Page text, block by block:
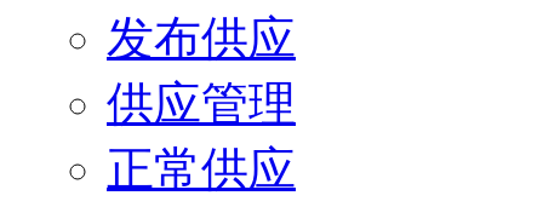
发布供应
供应管理
正常供应